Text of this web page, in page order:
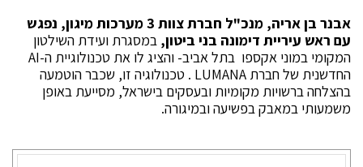
אבנר בן אריה, מנכ"ל חברת צוות 3 מערכות מיגון, נפגש
עם ראש עיריית דימונה בני ביטון, במסגרת ועידת השילטון
המקומי במוני אקספו בתל אביב- והציג לו את טכנולוגיית ה-AI
החדשנית של חברת LUMANA . טכנולוגיה זו, שכבר הוטמעה
בהצלחה ברשויות מקומיות ובעסקים בישראל, מסייעת באופן
משמעותי במאבק בפשיעה ובמיגורה.